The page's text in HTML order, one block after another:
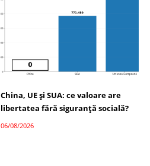
China, UE și SUA: ce valoare are
libertatea fără siguranță socială?
06/08/2026